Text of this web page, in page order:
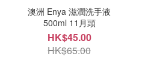
澳洲 Enya 滋潤洗手液
500ml 11月頭
HK$45.00
HK$65.00